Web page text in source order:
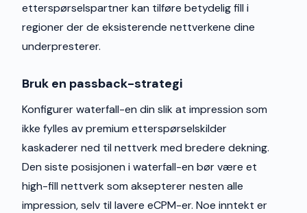
etterspørselspartner kan tilføre betydelig fill i
regioner der de eksisterende nettverkene dine
underpresterer.
Bruk en passback-strategi
Konfigurer waterfall-en din slik at impression som
ikke fylles av premium etterspørselskilder
kaskaderer ned til nettverk med bredere dekning.
Den siste posisjonen i waterfall-en bør være et
high-fill nettverk som aksepterer nesten alle
impression, selv til lavere eCPM-er. Noe inntekt er